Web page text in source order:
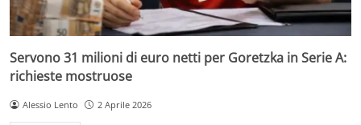
Servono 31 milioni di euro netti per Goretzka in Serie A:
richieste mostruose
Alessio Lento 2 Aprile 2026